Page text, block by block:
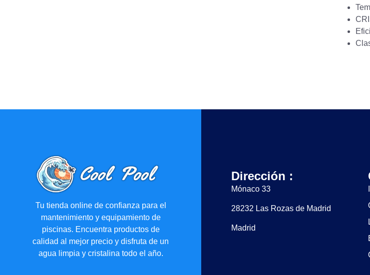
Tu tienda online de confianza para el
mantenimiento y equipamiento de
piscinas. Encuentra productos de
calidad al mejor precio y disfruta de un
agua limpia y cristalina todo el año.
Dirección :
Mónaco 33
28232 Las Rozas de Madrid
Madrid